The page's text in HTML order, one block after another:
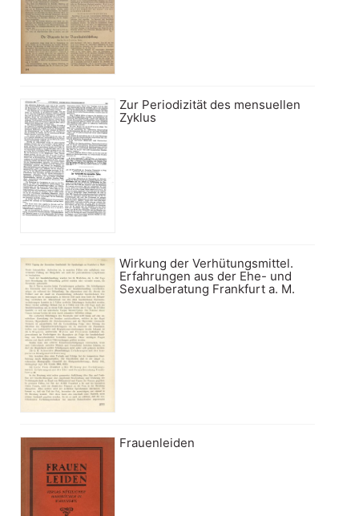
Zur Periodizität des mensuellen
Zyklus
Wirkung der Verhütungsmittel.
Erfahrungen aus der Ehe- und
Sexualberatung Frankfurt a. M.
Frauenleiden